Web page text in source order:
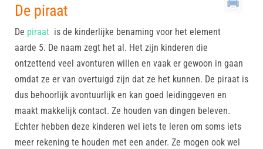
De piraat
De piraat is de kinderlijke benaming voor het element
aarde 5. De naam zegt het al. Het zijn kinderen die
ontzettend veel avonturen willen en vaak er gewoon in gaan
omdat ze er van overtuigd zijn dat ze het kunnen. De piraat is
dus behoorlijk avontuurlijk en kan goed leidinggeven en
maakt makkelijk contact. Ze houden van dingen beleven.
Echter hebben deze kinderen wel iets te leren om soms iets
meer rekening te houden met een ander. Ze mogen ook wel